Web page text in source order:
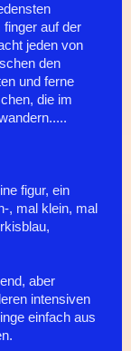
auf der
jeden von
den
und ferne
die im
figur, ein
, mal klein, mal
aber
intensiven
einfach aus